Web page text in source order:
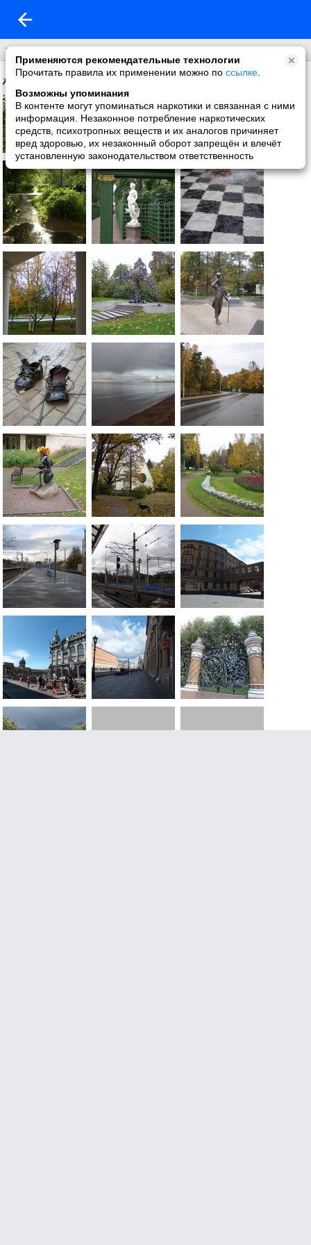
Применяются рекомендательные технологии
Прочитать правила их применении можно по ссылке
Возможны упоминания
В контенте могут упоминаться наркотики и связанная с ними
информация. Незаконное потребление наркотических
средств, психотропных веществ и их аналогов причиняет
вред здоровью, их незаконный оборот запрещён и влечёт
установленную законодательством ответственность
это лето